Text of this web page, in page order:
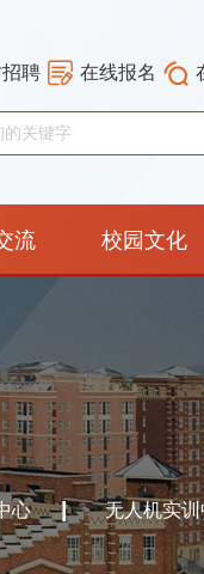
在线报名
招聘
流 校园文化
心
无人机实